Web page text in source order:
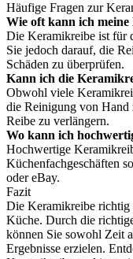
Häufige Fragen zur
Wie oft kann ich
Die Keramikreibe ist für
Sie jedoch darauf, die
Schäden zu überprüfen.
Kann ich die
Obwohl viele
die Reinigung von Hand
Reibe zu verlängern.
Wo kann ich
Hochwertige
Küchenfachgeschäften
oder eBay.
Fazit
Die Keramikreibe richtig
Küche. Durch die
können Sie sowohl Zeit
Ergebnisse erzielen.